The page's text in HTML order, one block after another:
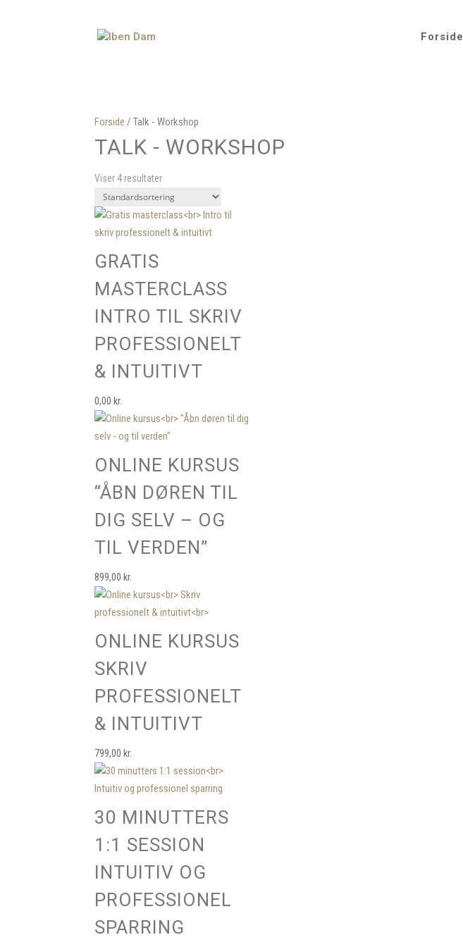
Forside
Forside / Talk - Workshop
TALK - WORKSHOP
Viser 4 resultater
GRATIS
MASTERCLASS
INTRO TIL SKRIV
PROFESSIONELT
& INTUITIVT
0,00 kr.
ONLINE KURSUS
“ÅBN DØREN TIL
DIG SELV – OG
TIL VERDEN”
899,00 kr.
ONLINE KURSUS
SKRIV
PROFESSIONELT
& INTUITIVT
799,00 kr.
30 MINUTTERS
1:1 SESSION
INTUITIV OG
PROFESSIONEL
SPARRING